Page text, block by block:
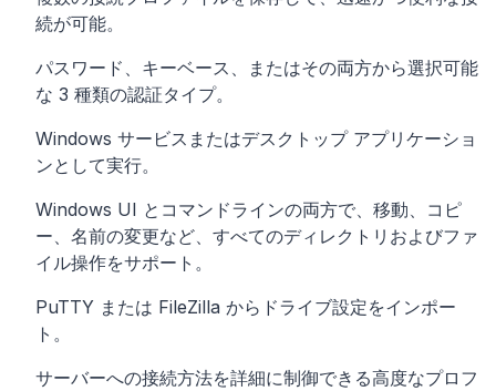
続が可能。
パスワード、キーベース、またはその両方から選択可能
な 3 種類の認証タイプ。
Windows サービスまたはデスクトップ アプリケーショ
ンとして実行。
Windows UI とコマンドラインの両方で、移動、コピ
ー、名前の変更など、すべてのディレクトリおよびファ
イル操作をサポート。
PuTTY または FileZilla からドライブ設定をインポー
ト。
サーバーへの接続方法を詳細に制御できる高度なプロフ